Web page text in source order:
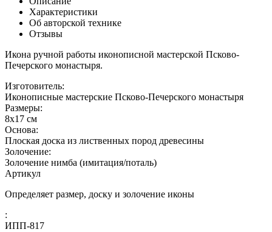
Характеристики
Об авторской технике
Отзывы
Икона ручной работы иконописной мастерской Псково-
Печерского монастыря.
Изготовитель:
Иконописные мастерские Псково-Печерского монастыря
Размеры:
8x17 см
Основа:
Плоская доска из лиственных пород древесины
Золочение:
Золочение нимба (имитация/поталь)
Артикул
Определяет размер, доску и золочение иконы
:
ИПП-817